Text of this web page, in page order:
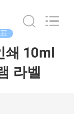
쇄 10ml
라벨